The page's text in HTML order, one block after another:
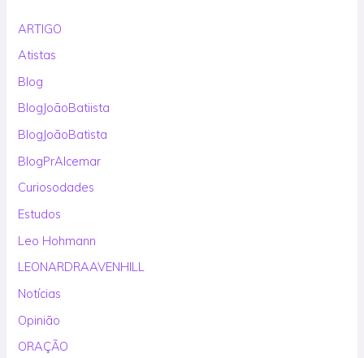
ARTIGO
Atistas
Blog
BlogJoãoBatiista
BlogJoãoBatista
BlogPrAlcemar
Curiosodades
Estudos
Leo Hohmann
LEONARDRAAVENHILL
Notícias
Opinião
ORAÇÃO